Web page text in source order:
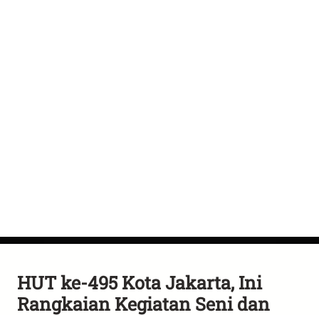
HUT ke-495 Kota Jakarta, Ini
Rangkaian Kegiatan Seni dan